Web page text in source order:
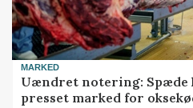
MARKED
Uændret notering:
presset marked for